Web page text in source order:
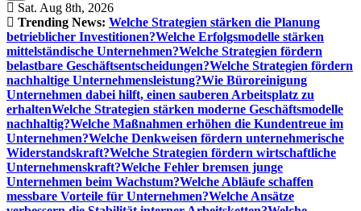
Sat. Aug 8th, 2026
Trending News: Welche Strategien stärken die Planung
betrieblicher Investitionen?Welche Erfolgsmodelle stärken
mittelständische Unternehmen?Welche Strategien fördern
belastbare Geschäftsentscheidungen?Welche Strategien fördern
nachhaltige Unternehmensleistung?Wie Büroreinigung
Unternehmen dabei hilft, einen sauberen Arbeitsplatz zu
erhaltenWelche Strategien stärken moderne Geschäftsmodelle
nachhaltig?Welche Maßnahmen erhöhen die Kundentreue im
Unternehmen?Welche Denkweisen fördern unternehmerische
Widerstandskraft?Welche Strategien fördern wirtschaftliche
Unternehmenskraft?Welche Fehler bremsen junge
Unternehmen beim Wachstum?Welche Abläufe schaffen
messbare Vorteile für Unternehmen?Welche Ansätze